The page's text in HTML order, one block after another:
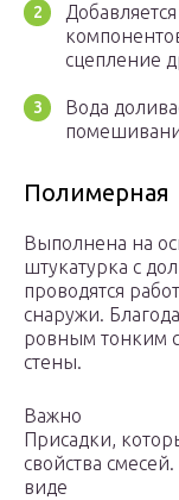
сцепление
Вода
Полимерная
Выполнена на
штукатурка с
проводятся
снаружи.
ровным тонким
стены.
Важно
Присадки,
свойства
виде